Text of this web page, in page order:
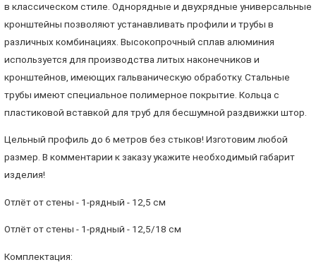
в классическом стиле. Однорядные и двухрядные универсальные
кронштейны позволяют устанавливать профили и трубы в
различных комбинациях. Высокопрочный сплав алюминия
используется для производства литых наконечников и
кронштейнов, имеющих гальваническую обработку. Стальные
трубы имеют специальное полимерное покрытие. Кольца с
пластиковой вставкой для труб для бесшумной раздвижки штор.
Цельный профиль до 6 метров без стыков! Изготовим любой
размер. В комментарии к заказу укажите необходимый габарит
изделия!
Отлёт от стены - 1-рядный - 12,5 см
Отлёт от стены - 1-рядный - 12,5/18 см
Комплектация: